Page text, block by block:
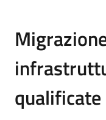
qualificate